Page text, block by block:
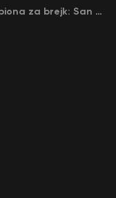
Strašni Vembanjama “izudarao” šampiona za brejk: San Antonio poveo protiv Oklahome